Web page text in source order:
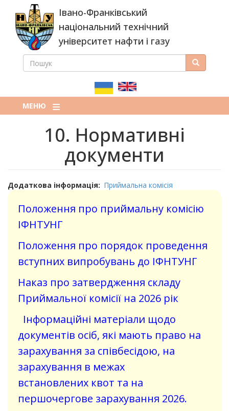
основного
вмісту
Івано-Франківський
національний технічний
університет нафти і газу
ПОШУКОВА
ПОШУК Пошук
МЕНЮ
10. Нормативні
документи
Додаткова інформація Приймальна комісія
Положення про приймальну комісію
ІФНТУНГ
Положення про порядок проведення
вступних випробувань до ІФНТУНГ
Наказ про затвердження складу
Приймальної комісії на 2026 рік
Інформаційні матеріали щодо
документів осіб, які мають право на
зарахування за співбесідою, на
зарахування в межах
встановлених квот та на
першочергове зарахування 2026.